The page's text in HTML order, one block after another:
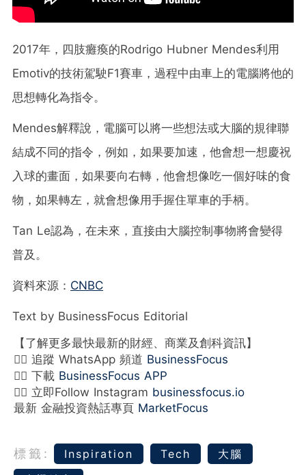
2017年，四肢癱瘓的Rodrigo Hubner Mendes利用
Emotiv的技術駕駛F1賽車，過程中由車上的電腦將他的
思想轉化為指令。
Mendes解釋說，電腦可以將一些想法或大腦的規律聯
結成不同的指令，例如，如果要加速，他會想一想慶祝
入球的畫面，如果要向右轉，他會想像吃一個好味的食
物，如果轉左，就會想像用手握住單車的手柄。
Tan Le認為，在未來，直接由大腦控制事物將會變得
普及。
資料來源： CNBC
Text by BusinessFocus Editorial
【了解更多最快最新的財經、商業及創科資訊】
👉🏻 追蹤 WhatsApp 頻道 BusinessFocus
👉🏻 下載 BusinessFocus APP
👉🏻 立即Follow Instagram businessfocus.io
最新 金融投資熱話專頁 MarketFocus
標籤: Inspiration Tech
大腦